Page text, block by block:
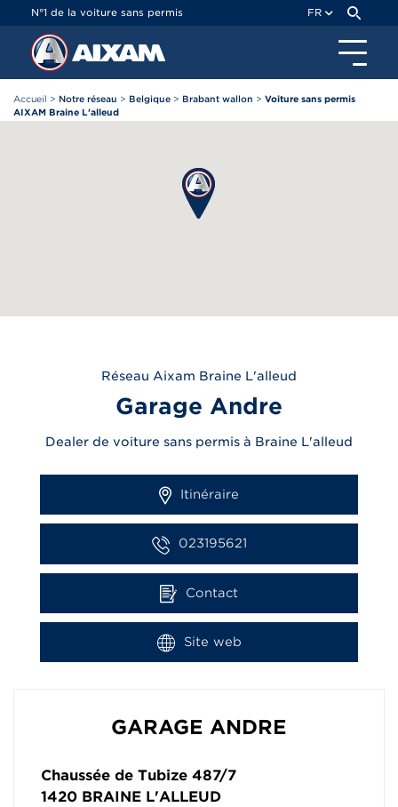
N°1 de la voiture sans permis FR
Accueil > Notre réseau > Belgique > Brabant wallon > Voiture sans permis
AIXAM Braine L'alleud
Réseau Aixam Braine L'alleud
Garage Andre
Dealer de voiture sans permis à Braine L'alleud
Itinéraire
023195621
Contact
Site web
GARAGE ANDRE
Chaussée de Tubize 487/7
1420 BRAINE L'ALLEUD
Panneau de gestion des cookies